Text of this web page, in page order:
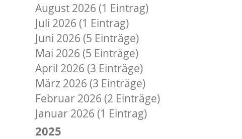
August 2026 (1 Eintrag)
Juli 2026 (1 Eintrag)
Juni 2026 (5 Einträge)
Mai 2026 (5 Einträge)
April 2026 (3 Einträge)
März 2026 (3 Einträge)
Februar 2026 (2 Einträge)
Januar 2026 (1 Eintrag)
2025